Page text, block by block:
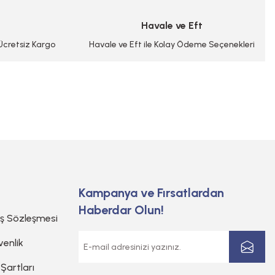
Kargo
Havale ve Eft
Havale ve Eft ile Kolay Ödeme Seçenekleri
Sözleşmesi
Kampanya ve Fırsatlardan
Haberdar Olun!